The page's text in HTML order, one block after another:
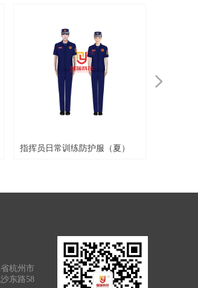
指挥员日常训练防护服（夏）
넲
杭州市
东路58